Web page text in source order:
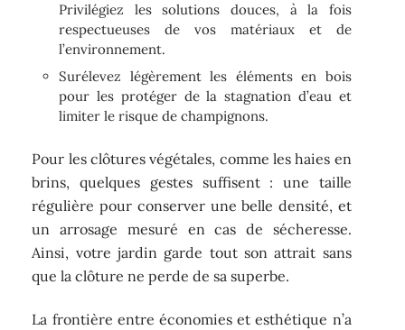
Privilégiez les solutions douces, à la fois
respectueuses de vos matériaux et de
l’environnement.
Surélevez légèrement les éléments en bois
pour les protéger de la stagnation d’eau et
limiter le risque de champignons.
Pour les clôtures végétales, comme les haies en
brins, quelques gestes suffisent : une taille
régulière pour conserver une belle densité, et
un arrosage mesuré en cas de sécheresse.
Ainsi, votre jardin garde tout son attrait sans
que la clôture ne perde de sa superbe.
La frontière entre économies et esthétique n’a